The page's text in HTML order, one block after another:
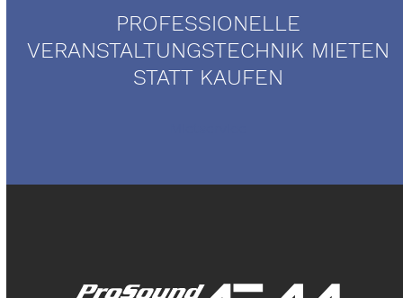
PROFESSIONELLE
VERANSTALTUNGSTECHNIK MIETEN
STATT KAUFEN